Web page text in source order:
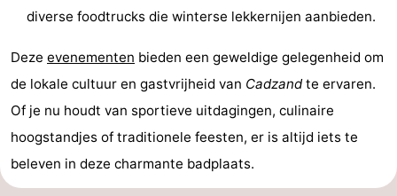
diverse foodtrucks die winterse lekkernijen aanbieden.
Deze evenementen bieden een geweldige gelegenheid om
de lokale cultuur en gastvrijheid van Cadzandte ervaren.
Of je nu houdt van sportieve uitdagingen, culinaire
hoogstandjes of traditionele feesten, er is altijd iets te
beleven in deze charmante badplaats.